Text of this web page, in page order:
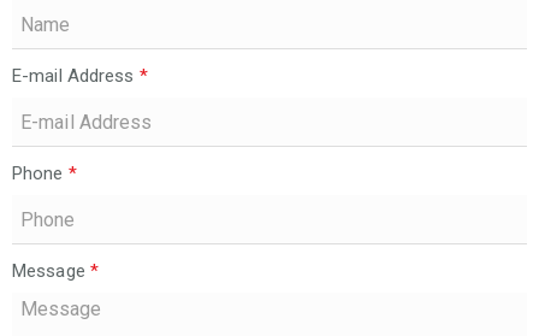
E-mail Address *
Phone *
Message *